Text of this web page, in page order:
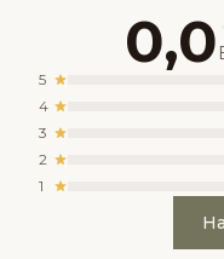
0,0
5
4
3
2
1